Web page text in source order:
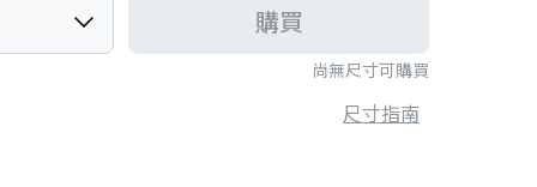
尚無尺寸可購買
購買
尺寸指南